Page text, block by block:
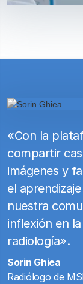
«Con la
compartir
imágenes y
el
nuestra
inflexión en
radiología».
Sorin Ghiea
Radiólogo de